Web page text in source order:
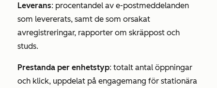
Leverans: procentandel av e-postmeddelanden
som levererats, samt de som orsakat
avregistreringar, rapporter om skräppost och
studs.
Prestanda per enhetstyp: totalt antal öppningar
och klick, uppdelat på engagemang för stationära